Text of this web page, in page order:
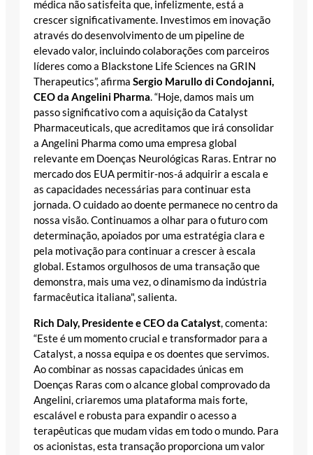
médica não satisfeita que, infelizmente, está a
crescer significativamente. Investimos em inovação
através do desenvolvimento de um pipeline de
elevado valor, incluindo colaborações com parceiros
líderes como a Blackstone Life Sciences na GRIN
Therapeutics”, afirma Sergio Marullo di Condojanni,
CEO da Angelini Pharma. “Hoje, damos mais um
passo significativo com a aquisição da Catalyst
Pharmaceuticals, que acreditamos que irá consolidar
a Angelini Pharma como uma empresa global
relevante em Doenças Neurológicas Raras. Entrar no
mercado dos EUA permitir-nos-á adquirir a escala e
as capacidades necessárias para continuar esta
jornada. O cuidado ao doente permanece no centro da
nossa visão. Continuamos a olhar para o futuro com
determinação, apoiados por uma estratégia clara e
pela motivação para continuar a crescer à escala
global. Estamos orgulhosos de uma transação que
demonstra, mais uma vez, o dinamismo da indústria
farmacêutica italiana", salienta.
Rich Daly, Presidente e CEO da Catalyst, comenta:
“Este é um momento crucial e transformador para a
Catalyst, a nossa equipa e os doentes que servimos.
Ao combinar as nossas capacidades únicas em
Doenças Raras com o alcance global comprovado da
Angelini, criaremos uma plataforma mais forte,
escalável e robusta para expandir o acesso a
terapêuticas que mudam vidas em todo o mundo. Para
os acionistas, esta transação proporciona um valor